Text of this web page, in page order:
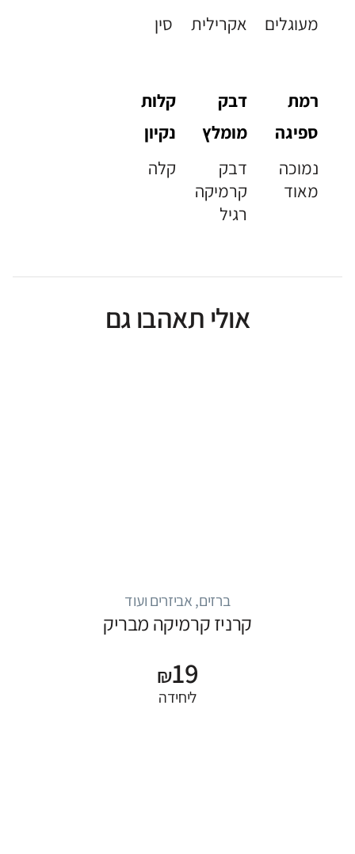
מעוגלים
אקרילית
סין
רמת
ספיגה
נמוכה
מאוד
דבק
מומלץ
דבק
קרמיקה
רגיל
קלות
נקיון
קלה
אולי תאהבו גם
ברזים, אביזרים ועוד
קרניז קרמיקה מבריק
₪19
ליחידה